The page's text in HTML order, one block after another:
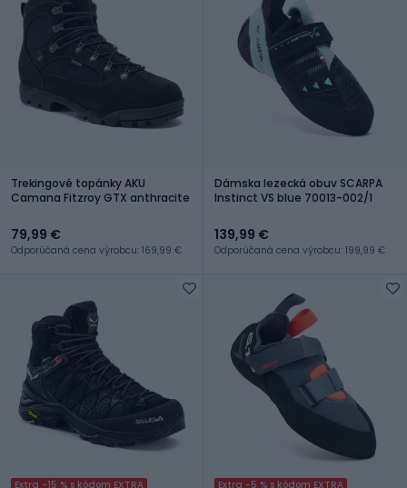
Trekingové topánky AKU
Camana Fitzroy GTX anthracite
79,99 €
Odporúčaná cena výrobcu: 169,99 €
Dámska lezecká obuv SCARPA
Instinct VS blue 70013-002/1
139,99 €
Odporúčaná cena výrobcu: 199,99 €
Extra -15 % s kódom EXTRA Extra -5 % s kódom EXTRA